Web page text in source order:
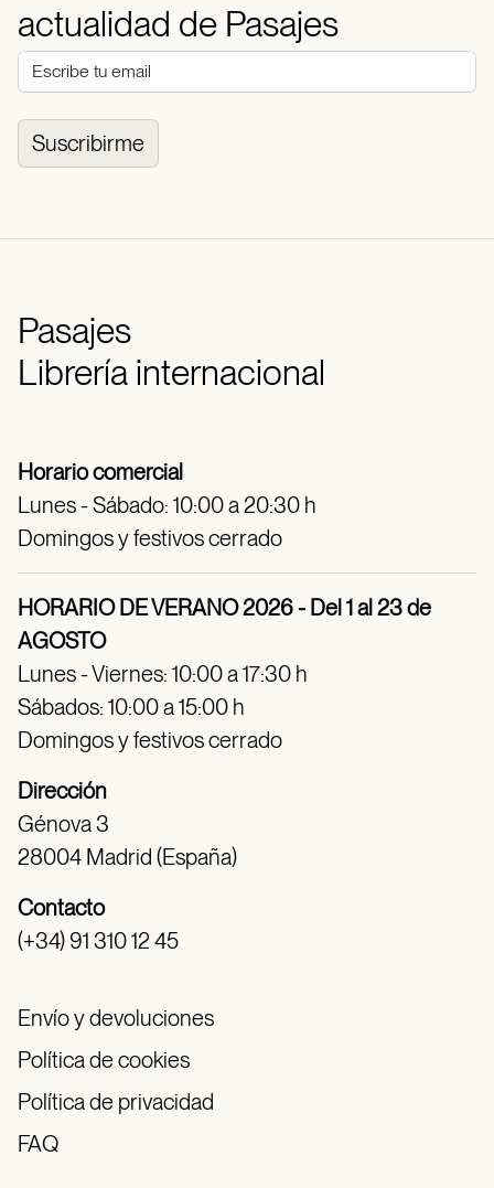
actualidad de Pasajes
Suscribirme
Pasajes
Librería internacional
Horario comercial
Lunes - Sábado: 10:00 a 20:30 h
Domingos y festivos cerrado
HORARIO DE VERANO 2026 - Del 1 al 23 de
AGOSTO
Lunes - Viernes: 10:00 a 17:30 h
Sábados: 10:00 a 15:00 h
Domingos y festivos cerrado
Dirección
Génova 3
28004 Madrid (España)
Contacto
(+34) 91 310 12 45
Envío y devoluciones
Política de cookies
Política de privacidad
FAQ